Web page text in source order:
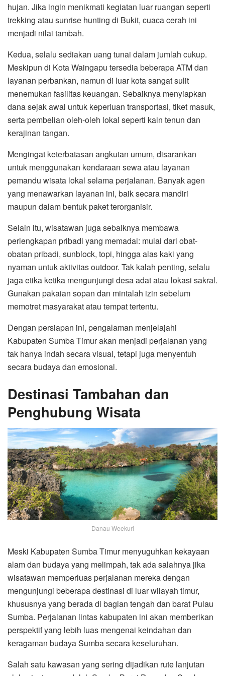
hujan. Jika ingin menikmati kegiatan luar ruangan seperti
trekking atau sunrise hunting di Bukit, cuaca cerah ini
menjadi nilai tambah.
Kedua, selalu sediakan uang tunai dalam jumlah cukup.
Meskipun di Kota Waingapu tersedia beberapa ATM dan
layanan perbankan, namun di luar kota sangat sulit
menemukan fasilitas keuangan. Sebaiknya menyiapkan
dana sejak awal untuk keperluan transportasi, tiket masuk,
serta pembelian oleh-oleh lokal seperti kain tenun dan
kerajinan tangan.
Mengingat keterbatasan angkutan umum, disarankan
untuk menggunakan kendaraan sewa atau layanan
pemandu wisata lokal selama perjalanan. Banyak agen
yang menawarkan layanan ini, baik secara mandiri
maupun dalam bentuk paket terorganisir.
Selain itu, wisatawan juga sebaiknya membawa
perlengkapan pribadi yang memadai: mulai dari obat-
obatan pribadi, sunblock, topi, hingga alas kaki yang
nyaman untuk aktivitas outdoor. Tak kalah penting, selalu
jaga etika ketika mengunjungi desa adat atau lokasi sakral.
Gunakan pakaian sopan dan mintalah izin sebelum
memotret masyarakat atau tempat tertentu.
Dengan persiapan ini, pengalaman menjelajahi
Kabupaten Sumba Timur akan menjadi perjalanan yang
tak hanya indah secara visual, tetapi juga menyentuh
secara budaya dan emosional.
Destinasi Tambahan dan
Penghubung Wisata
Danau Weekuri
Meski Kabupaten Sumba Timur menyuguhkan kekayaan
alam dan budaya yang melimpah, tak ada salahnya jika
wisatawan memperluas perjalanan mereka dengan
mengunjungi beberapa destinasi di luar wilayah timur,
khususnya yang berada di bagian tengah dan barat Pulau
Sumba. Perjalanan lintas kabupaten ini akan memberikan
perspektif yang lebih luas mengenai keindahan dan
keragaman budaya Sumba secara keseluruhan.
Salah satu kawasan yang sering dijadikan rute lanjutan